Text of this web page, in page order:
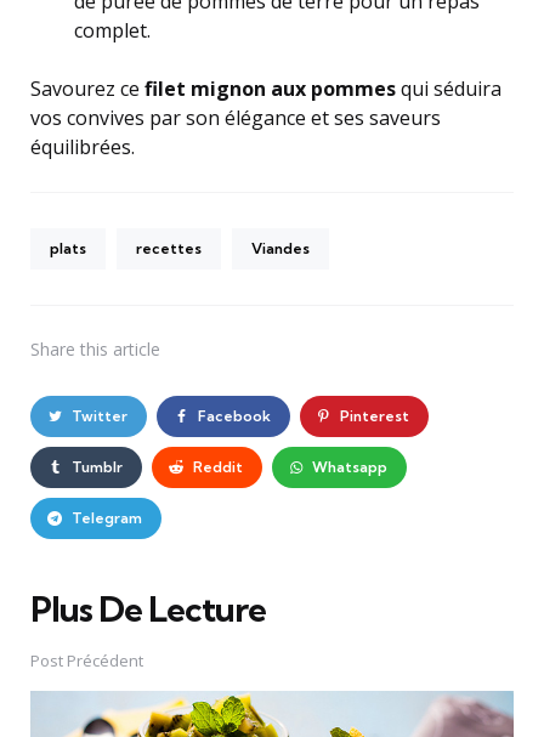
complet.
Savourez ce filet mignon aux pommesqui séduira
vos convives par son élégance et ses saveurs
équilibrées.
plats recettes Viandes
Share this article
Twitter Facebook Pinterest
Tumblr Reddit Whatsapp
Telegram
Plus De Lecture
Post
navigation
Post Précédent